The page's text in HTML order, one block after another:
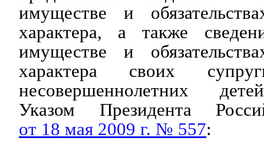
имуществе и
характера, а также
имуществе и
характера своих
несовершеннолетних
Указом Президента
от 18 мая 2009 г. № 557: